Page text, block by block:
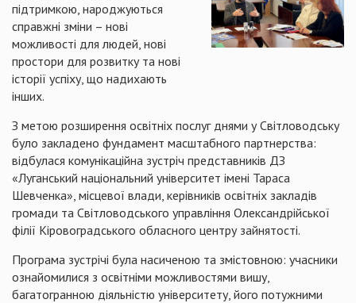
підтримкою, народжуються
справжні зміни – нові
можливості для людей, нові
простори для розвитку та нові
історії успіху, що надихають
інших.
З метою розширення освітніх послуг днями у Світловодську
було закладено фундамент масштабного партнерства:
відбулася комунікаційна зустріч представників ДЗ
«Луганський національний університет імені Тараса
Шевченка», місцевої влади, керівників освітніх закладів
громади та Світловодського управління Олександрійської
філії Кіровоградського обласного центру зайнятості.
Програма зустрічі була насиченою та змістовною: учасники
ознайомилися з освітніми можливостями вишу,
багатогранною діяльністю університету, його потужними